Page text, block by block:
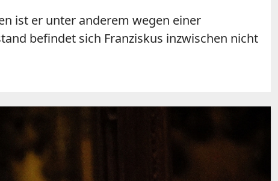
ist er unter anderem wegen einer
befindet sich Franziskus inzwischen nicht